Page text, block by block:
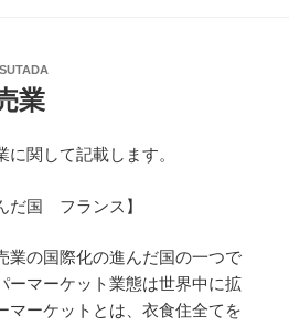
業
関して記載します。
だ国 フランス】
業の国際化の進んだ国の一つで
ーマーケット業態は世界中に拡
マーケットとは、衣食住全てを